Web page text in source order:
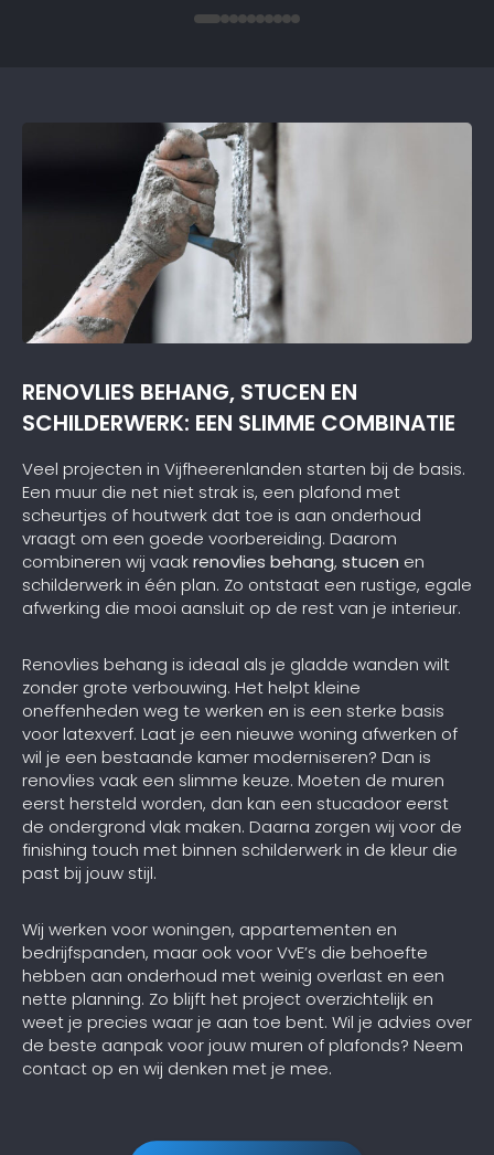
RENOVLIES BEHANG, STUCEN EN
SCHILDERWERK: EEN SLIMME COMBINATIE
Veel projecten in Vijfheerenlanden starten bij de basis.
Een muur die net niet strak is, een plafond met
scheurtjes of houtwerk dat toe is aan onderhoud
vraagt om een goede voorbereiding. Daarom
combineren wij vaakrenovlies behang, stucen en
schilderwerk in één plan. Zo ontstaat een rustige, egale
afwerking die mooi aansluit op de rest van je interieur.
Renovlies behang is ideaal als je gladde wanden wilt
zonder grote verbouwing. Het helpt kleine
oneffenheden weg te werken en is een sterke basis
voor latexverf. Laat je een nieuwe woning afwerken of
wil je een bestaande kamer moderniseren? Dan is
renovlies vaak een slimme keuze. Moeten de muren
eerst hersteld worden, dan kan een stucadoor eerst
de ondergrond vlak maken. Daarna zorgen wij voor de
finishing touch met binnen schilderwerk in de kleur die
past bij jouw stijl.
Wij werken voor woningen, appartementen en
bedrijfspanden, maar ook voor VvE’s die behoefte
hebben aan onderhoud met weinig overlast en een
nette planning. Zo blijft het project overzichtelijk en
weet je precies waar je aan toe bent. Wil je advies over
de beste aanpak voor jouw muren of plafonds? Neem
contact op en wij denken met je mee.